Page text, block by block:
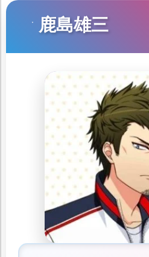
鹿島雄三